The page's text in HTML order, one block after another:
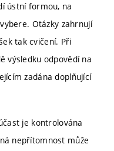
ústní formou, na
Otázky zahrnují
tak cvičení. Při
výsledku odpovědí na
zadána doplňující
je kontrolována
nepřítomnost může